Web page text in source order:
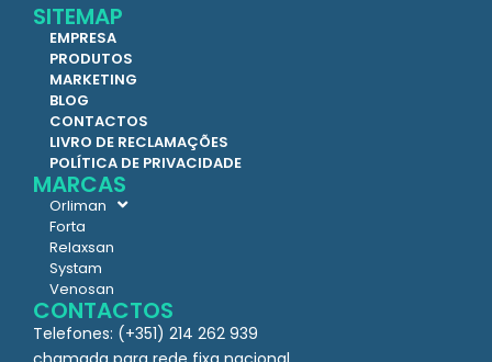
SITEMAP
EMPRESA
PRODUTOS
MARKETING
BLOG
CONTACTOS
LIVRO DE RECLAMAÇÕES
POLÍTICA DE PRIVACIDADE
MARCAS
Orliman
Forta
Relaxsan
Systam
Venosan
CONTACTOS
Telefones: (+351) 214 262 939